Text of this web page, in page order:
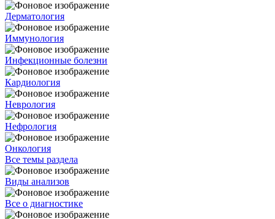
Дерматология
Иммунология
Инфекционные болезни
Кардиология
Неврология
Нефрология
Онкология
Все темы раздела
Виды анализов
Все о диагностике